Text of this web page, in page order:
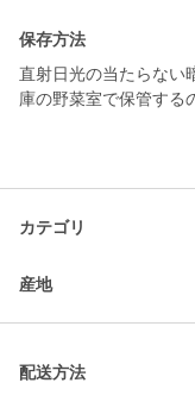
保存方法
直射日光の当たらない
庫の野菜室で保管する
カテゴリ
産地
配送方法